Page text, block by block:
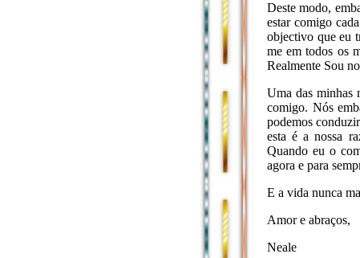
Deste modo,
estar comigo
objectivo que eu
me em todos os
Realmente Sou
Uma das minhas
comigo. Nós
podemos
esta é a nossa
Quando eu o
agora e para
E a vida nunca
Amor e abraços,
Neale